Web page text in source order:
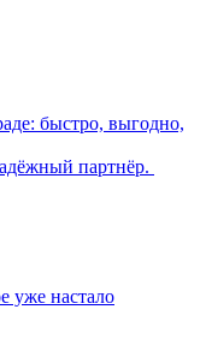
быстро, выгодно,
партнёр.
уже настало